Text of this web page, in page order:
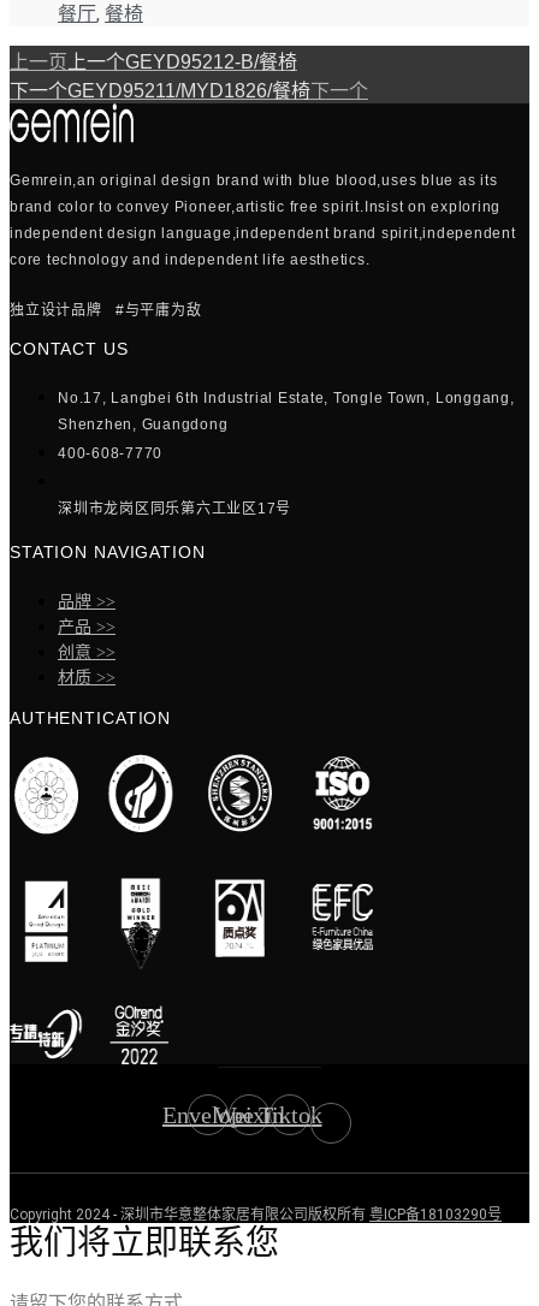
餐厅, 餐椅
上一页 上一个GEYD95212-B/餐椅
下一个GEYD95211/MYD1826/餐椅下一个
Gemrein,an original design brand with blue blood,uses blue as its
brand color to convey Pioneer,artistic free spirit.Insist on exploring
independent design language,independent brand spirit,independent
core technology and independent life aesthetics.
独立设计品牌 #与平庸为敌
CONTACT US
No.17, Langbei 6th Industrial Estate, Tongle Town, Longgang,
Shenzhen, Guangdong
400-608-7770
深圳市龙岗区同乐第六工业区17号
STATION NAVIGATION
品牌 >>
产品 >>
创意 >>
材质 >>
AUTHENTICATION
Envelope
WeixinTiktok
Copyright 2024 - 深圳市华意整体家居有限公司版权所有 粤ICP备18103290号
我们将立即联系您